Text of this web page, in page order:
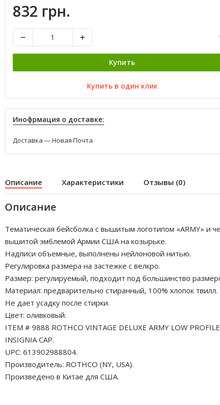
832 грн.
Купить
Купить в один клик
Инофрмация о доставке:
Доставка — Новая Почта
Описание Характеристики Отзывы (0)
Описание
Тематическая бейсболка с вышитым логотипом «ARMY» и
вышитой эмблемой Армии США на козырьке.
Надписи объемные, выполнены нейлоновой нитью.
Регулировка размера на застежке с велкро.
Размер: регулируемый, подходит под большинство
Материал: предварительно стиранный, 100% хлопок твилл.
Не дает усадку после стирки.
Цвет: оливковый.
ITEM # 9888 ROTHCO VINTAGE DELUXE ARMY LOW PROFILE
INSIGNIA CAP.
UPC: 613902988804.
Производитель: ROTHCO (NY, USA).
Произведено в Китае для США.